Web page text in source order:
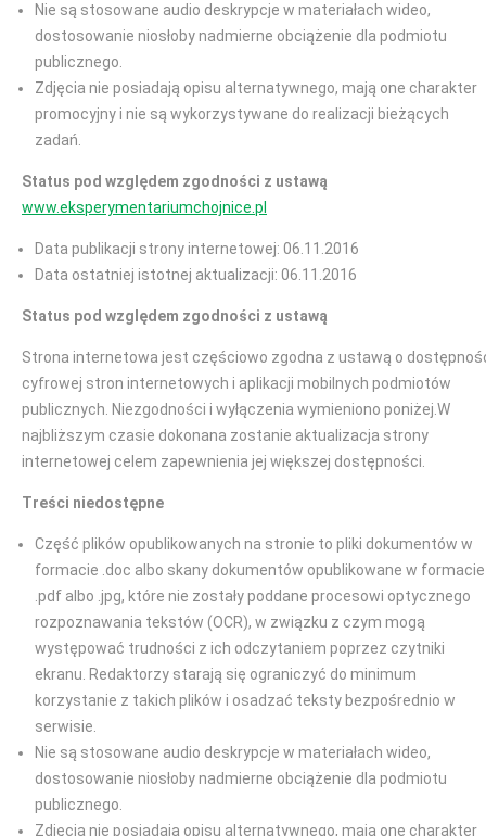
Nie są stosowane audio deskrypcje w materiałach wideo,
dostosowanie niosłoby nadmierne obciążenie dla podmiotu
publicznego.
Zdjęcia nie posiadają opisu alternatywnego, mają one charakter
promocyjny i nie są wykorzystywane do realizacji bieżących
zadań.
Status pod względem zgodności z ustawą
www.eksperymentariumchojnice.pl
Data publikacji strony internetowej: 06.11.2016
Data ostatniej istotnej aktualizacji: 06.11.2016
Status pod względem zgodności z ustawą
Strona internetowa jest częściowo zgodna z ustawą o
cyfrowej stron internetowych i aplikacji mobilnych podmiotów
publicznych. Niezgodności i wyłączenia wymieniono poniżej.W
najbliższym czasie dokonana zostanie aktualizacja strony
internetowej celem zapewnienia jej większej dostępności.
Treści niedostępne
Część plików opublikowanych na stronie to pliki dokumentów w
formacie .doc albo skany dokumentów opublikowane w formacie
.pdf albo .jpg, które nie zostały poddane procesowi optycznego
rozpoznawania tekstów (OCR), w związku z czym mogą
występować trudności z ich odczytaniem poprzez czytniki
ekranu. Redaktorzy starają się ograniczyć do minimum
korzystanie z takich plików i osadzać teksty bezpośrednio w
serwisie.
Nie są stosowane audio deskrypcje w materiałach wideo,
dostosowanie niosłoby nadmierne obciążenie dla podmiotu
publicznego.
Zdjęcia nie posiadają opisu alternatywnego, mają one charakter